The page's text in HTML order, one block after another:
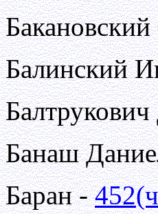
Балинский
Банаш
Баран -